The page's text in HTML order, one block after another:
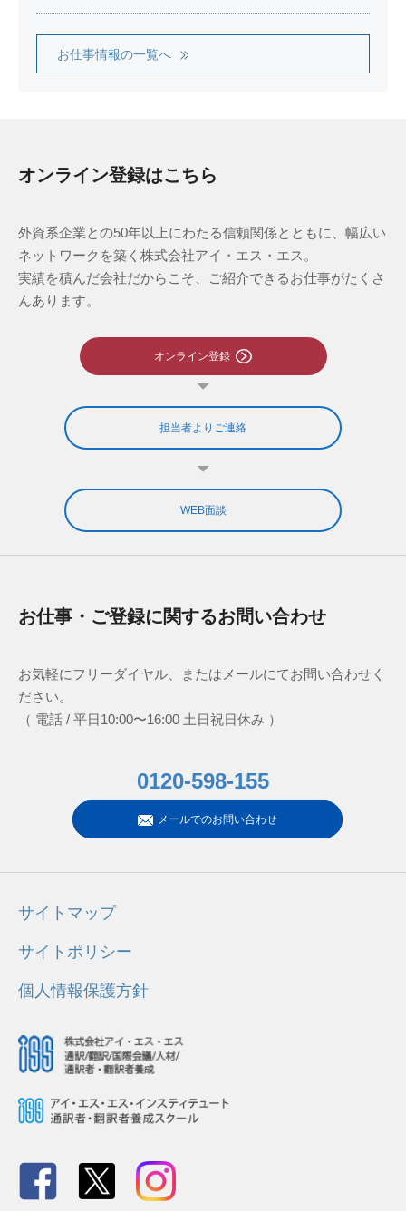
お仕事情報の一覧へ
オンライン登録はこちら
外資系企業との50年以上にわたる信頼関係とともに、幅広い
ネットワークを築く株式会社アイ・エス・エス。
実績を積んだ会社だからこそ、ご紹介できるお仕事がたくさ
んあります。
オンライン登録
担当者よりご連絡
WEB面談
お仕事・ご登録に関するお問い合わせ
お気軽にフリーダイヤル、またはメールにてお問い合わせく
ださい。
（ 電話 / 平日10:00〜16:00 土日祝日休み ）
0120-598-155
メールでのお問い合わせ
サイトマップ
サイトポリシー
個人情報保護方針